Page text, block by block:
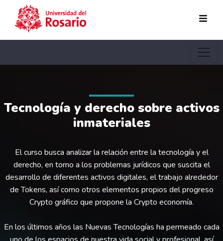
Tecnología y derecho sobre activos
inmateriales
El curso busca analizar la relación entre la tecnología y el
derecho, en torno a los problemas jurídicos que suscita el
desarrollo de diferentes activos digitales, el trabajo alrededor
de Tokens, así como otros elementos propios del progreso
Crypto gráfico que propone la Crypto economía.
En los últimos años las Nuevas Tecnologías ha permeado cada